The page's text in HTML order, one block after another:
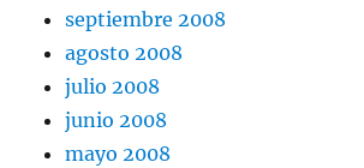
septiembre 2008
agosto 2008
julio 2008
junio 2008
mayo 2008